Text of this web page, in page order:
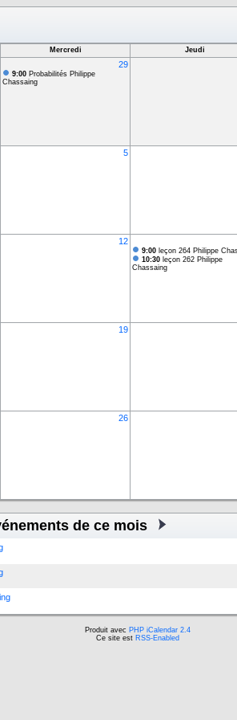
Mercredi Jeudi
29
9:00 Probabilités Philippe
Chassaing
5
12
9:00 leçon 264 Philippe
10:30 leçon 262 Philippe
Chassaing
19
26
de ce mois
Produit avec PHP iCalendar 2.4
Ce site est RSS-Enabled